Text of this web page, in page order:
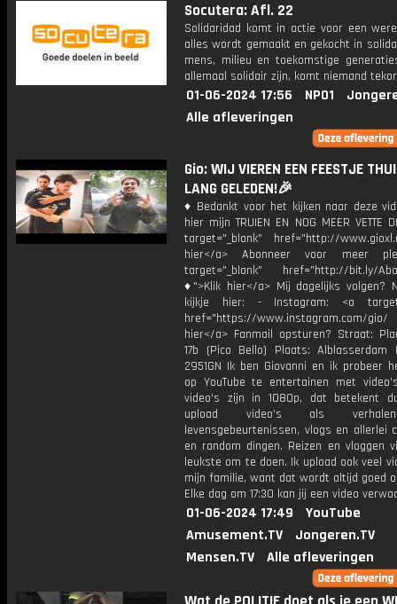
Socutera: Afl. 22
Solidaridad komt in actie voor een
alles wordt gemaakt en gekocht in
mens, milieu en toekomstige
allemaal solidair zijn, komt niemand
01-06-2024 17:56 NPO1
Alle afleveringen
Gio: WIJ VIEREN EEN FEESTJE
LANG GELEDEN!🎉
♦ Bedankt voor het kijken naar deze
hier mijn TRUIEN EN NOG MEER VETTE
target="_blank" href="http://
hier</a> Abonneer voor meer
target="_blank" href="http://bit.ly/
♦">Klik hier</a> Mij dagelijks volgen?
kijkje hier: - Instagram: <a
href="https://www.instagram.com/
hier</a> Fanmail opsturen? Straat:
17b (Pico Bello) Plaats: Alblasserdam
2951GN Ik ben Giovanni en ik probeer
op YouTube te entertainen met
video's zijn in 1080p, dat betekent
upload video's als
levensgebeurtenissen, vlogs en allerlei
en random dingen. Reizen en vloggen
leukste om te doen. Ik upload ook veel
mijn familie, want dat wordt altijd goed
Elke dag om 17:30 kan jij een video
01-06-2024 17:49
YouTube
Amusement.TV
Jongeren.TV
Mensen.TV
Alle afleveringen